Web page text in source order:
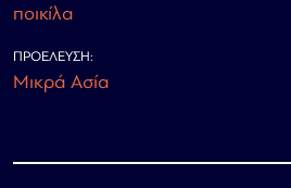
ποικίλα
ΠΡΟΈΛΕΥΣΗ:
Μικρά Ασία